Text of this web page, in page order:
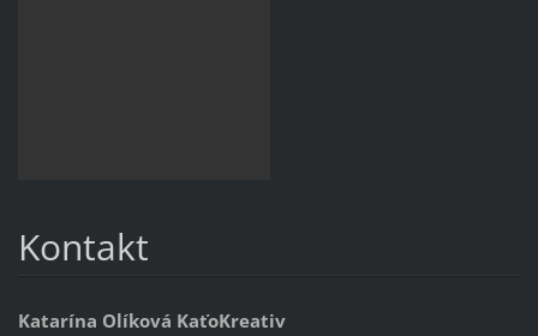
Kontakt
Katarína Olíková KaťoKreativ